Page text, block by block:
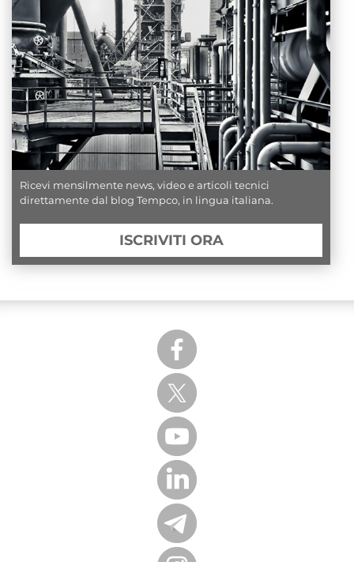
Ricevi mensilmente news, video e articoli tecnici
direttamente dal blog Tempco, in lingua italiana.
ISCRIVITI ORA